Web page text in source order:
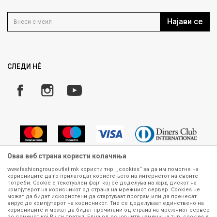
Кариера
Како да купите
Замена и рефундација на производи
Плаќање
Најави се
СЛЕДИ НÉ
Сите информации околу производите кои се изложени на нашата
онлајн продавница се стремиме да бидат конкретни, точни и прецизни,
меѓутоа не можеме да гарантираме дека се без ниту една грешка или
пак дека сите производи во моментот се достапни на залиха.
Фотографиите се најверодостојниот приказ на производот. Доколку
Оваа веб страна користи колачиња
www.fashiongroupoutlet.mk користи тнр. „cookies“ за да им помогне на
корисниците да го прилагодат користењето на интернетот на своите
потреби. Cookie е текстуален фајл кој се доделува на хард дискот на
компјутерот на корисникот од страна на мрежниот сервер. Cookies не
можат да бидат искористени да стартуваат програм или да пренесат
вирус до компјутерот на корисникот. Тие се доделуваат единствено на
корисниците и можат да бидат прочитани од страна на мрежниот сервер